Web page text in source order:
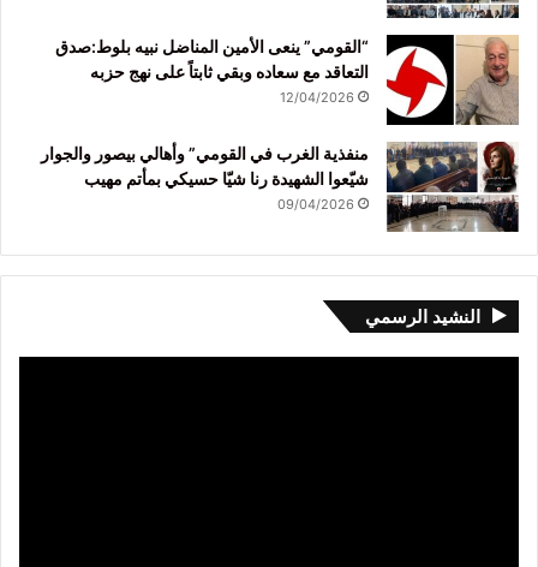
“القومي” ينعى الأمين المناضل نبيه بلوط:صدق
التعاقد مع سعاده وبقي ثابتاً على نهج حزبه
12/04/2026
منفذية الغرب في القومي” وأهالي بيصور والجوار
شيّعوا الشهيدة رنا شيّا حسيكي بمأتم مهيب
09/04/2026
النشيد الرسمي